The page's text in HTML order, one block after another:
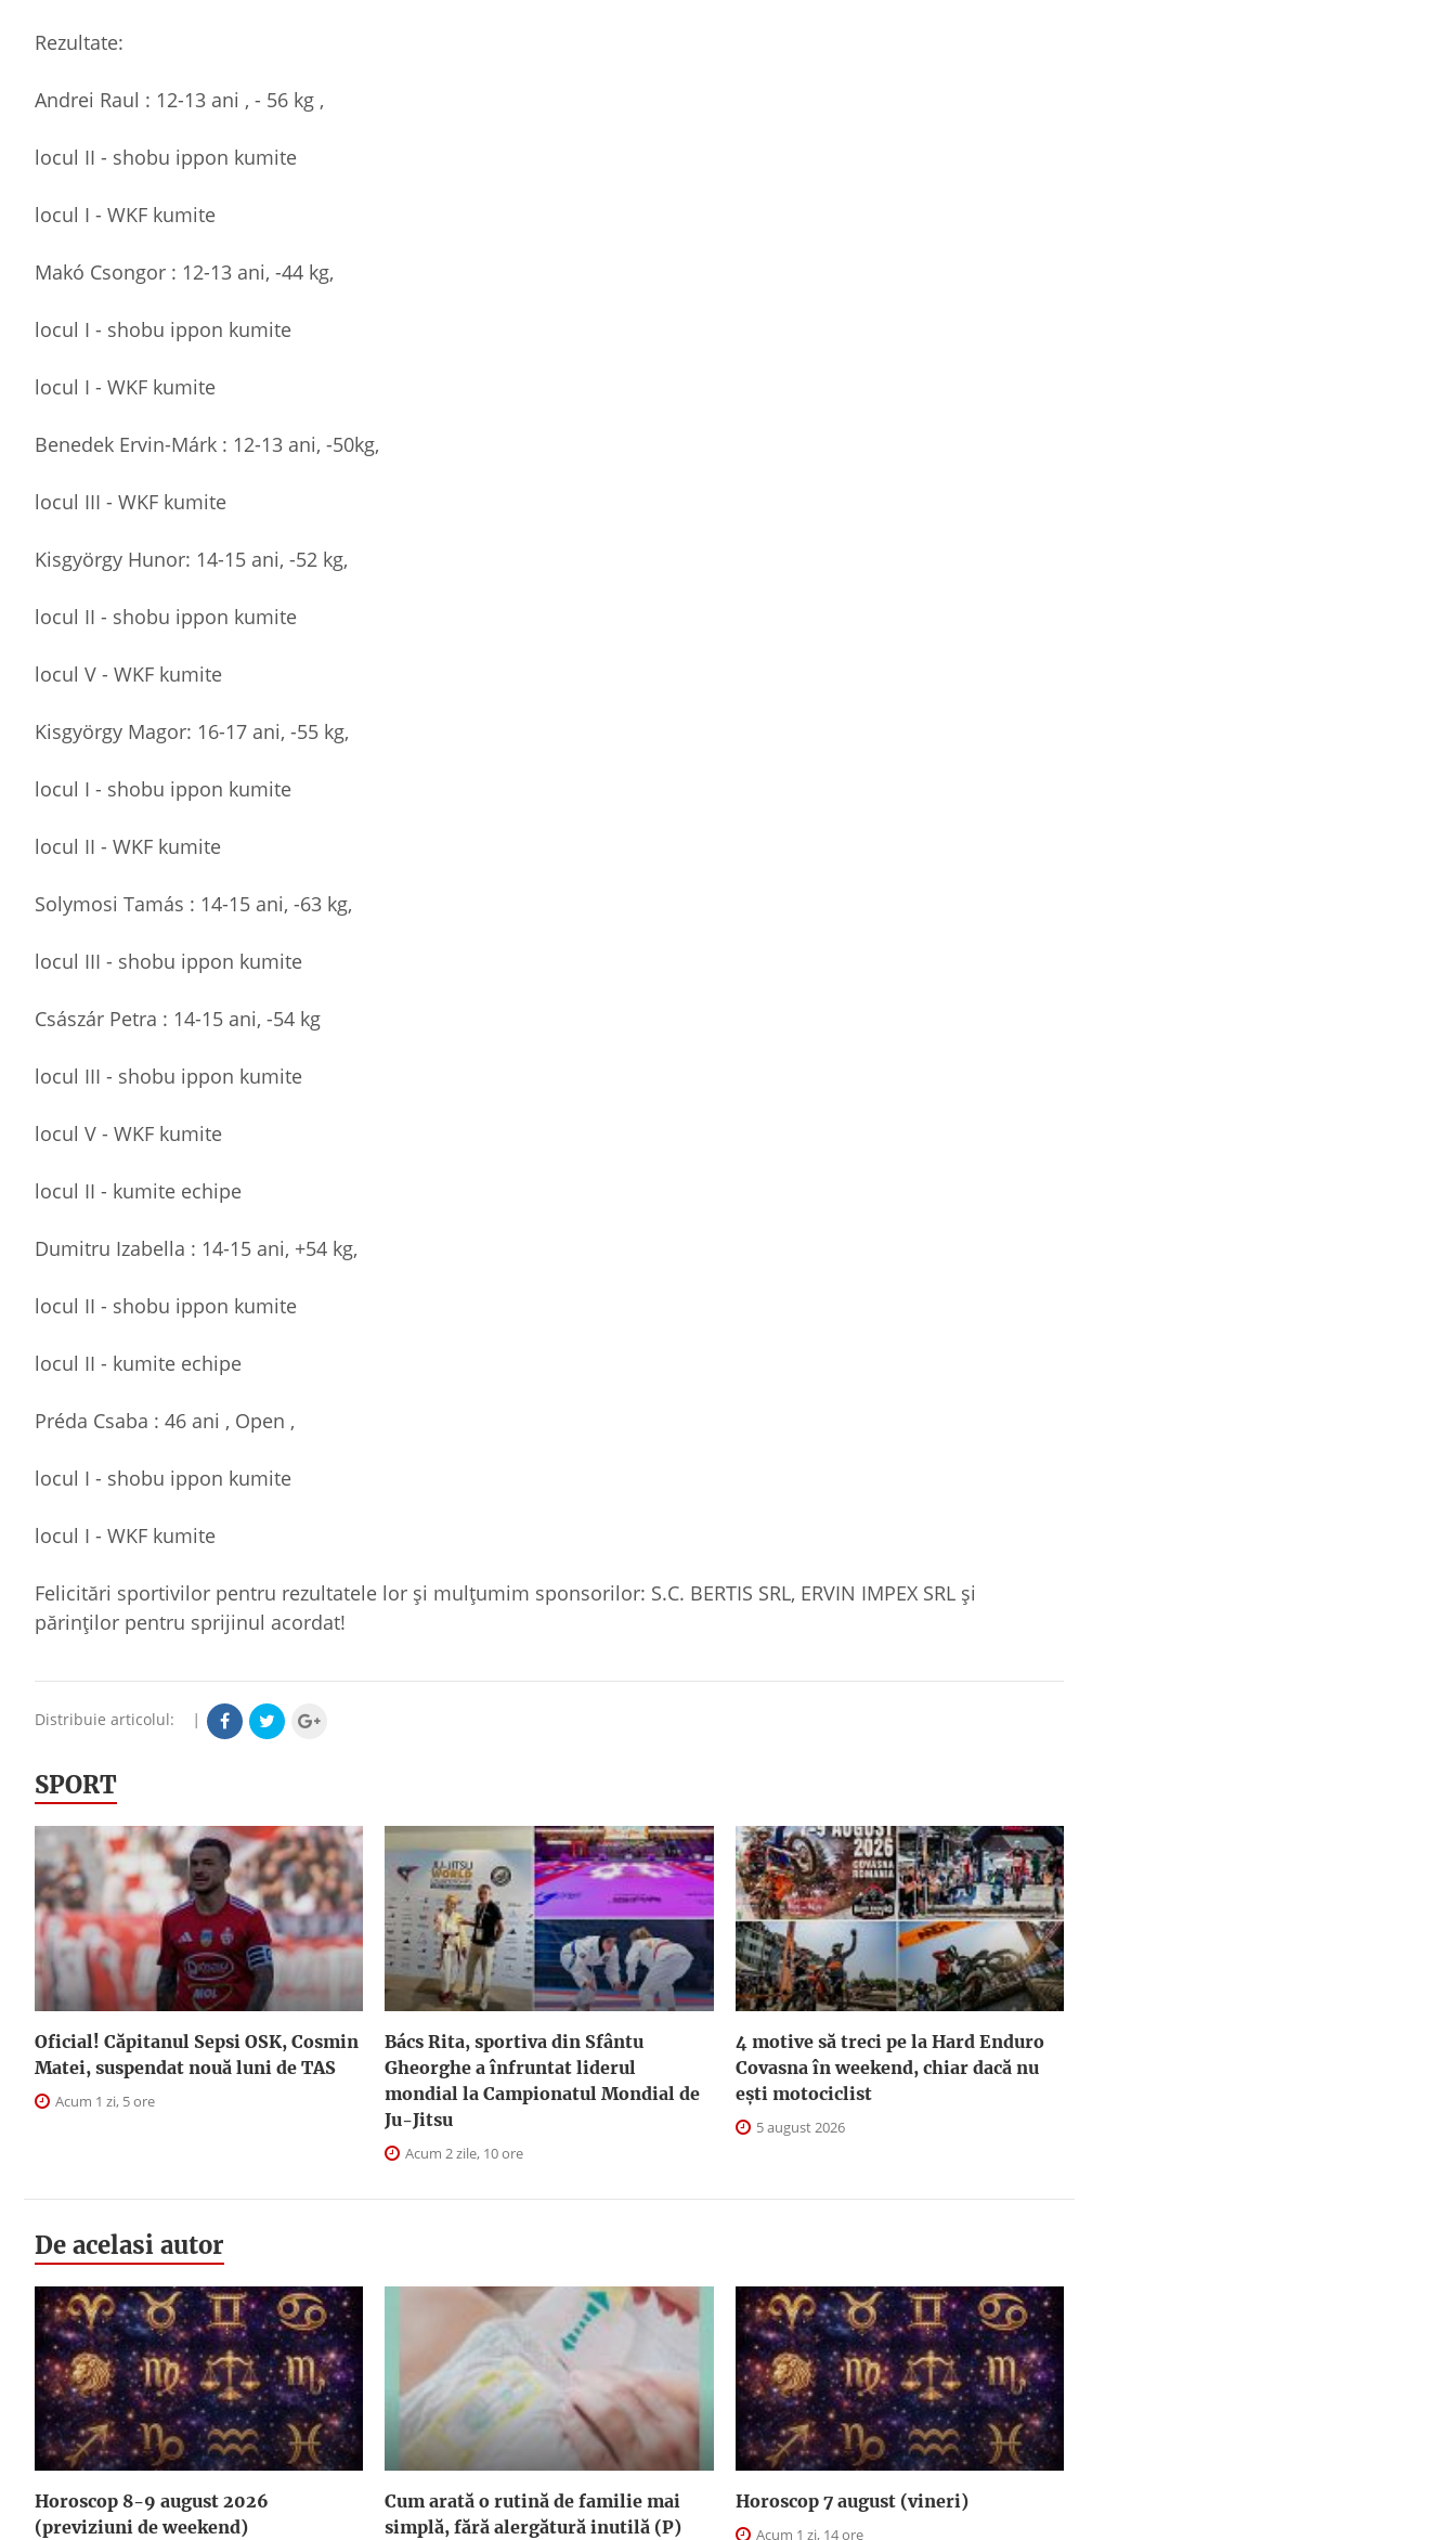
Rezultate:
Andrei Raul : 12-13 ani , - 56 kg ,
locul II - shobu ippon kumite
locul I - WKF kumite
Makó Csongor : 12-13 ani, -44 kg,
locul I - shobu ippon kumite
locul I - WKF kumite
Benedek Ervin-Márk : 12-13 ani, -50kg,
locul III - WKF kumite
Kisgyörgy Hunor: 14-15 ani, -52 kg,
locul II - shobu ippon kumite
locul V - WKF kumite
Kisgyörgy Magor: 16-17 ani, -55 kg,
locul I - shobu ippon kumite
locul II - WKF kumite
Solymosi Tamás : 14-15 ani, -63 kg,
locul III - shobu ippon kumite
Császár Petra : 14-15 ani, -54 kg
locul III - shobu ippon kumite
locul V - WKF kumite
locul II - kumite echipe
Dumitru Izabella : 14-15 ani, +54 kg,
locul II - shobu ippon kumite
locul II - kumite echipe
Préda Csaba : 46 ani , Open ,
locul I - shobu ippon kumite
locul I - WKF kumite
Felicitări sportivilor pentru rezultatele lor şi mulţumim sponsorilor: S.C. BERTIS SRL, ERVIN IMPEX SRL şi
părinţilor pentru sprijinul acordat!
Distribuie articolul: |
SPORT
Oficial! Căpitanul Sepsi OSK, Cosmin
Matei, suspendat nouă luni de TAS
Acum 1 zi, 5 ore
Bács Rita, sportiva din Sfântu
Gheorghe a înfruntat liderul
mondial la Campionatul Mondial de
Ju-Jitsu
Acum 2 zile, 10 ore
4 motive să treci pe la Hard Enduro
Covasna în weekend, chiar dacă nu
ești motociclist
5 august 2026
De acelasi autor
Horoscop 8-9 august 2026
(previziuni de weekend)
Cum arată o rutină de familie mai
simplă, fără alergătură inutilă (P)
Horoscop 7 august (vineri)
Acum 1 zi, 14 ore